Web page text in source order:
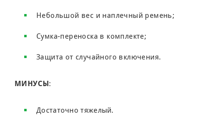
Небольшой вес и наплечный ремень;
Сумка-переноска в комплекте;
Защита от случайного включения.
МИНУСЫ:
Достаточно тяжелый.